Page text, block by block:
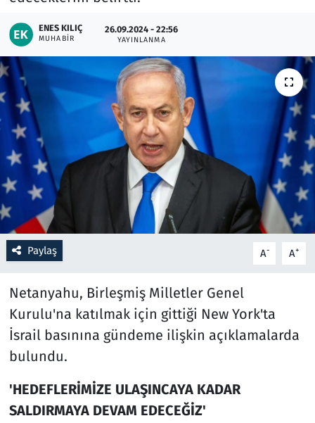
ENES KILIÇ
MUHABIR
26.09.2024 - 22:56
YAYINLANMA
Paylaş A- A+
Netanyahu, Birleşmiş Milletler Genel
Kurulu'na katılmak için gittiği New York'ta
İsrail basınına gündeme ilişkin açıklamalarda
bulundu.
'HEDEFLERİMİZE ULAŞINCAYA KADAR
SALDIRMAYA DEVAM EDECEĞİZ'
Otomobil
Oyun
Ramazan
Resmi İlanlar
Rüya Tabirleri
Sağlık
Savunma Sanayi
Spor
Teknoloji ve Bilim
Televizyon